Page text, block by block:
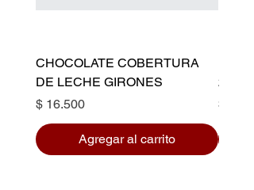
CHOCOLATE COBERTURA
DE LECHE GIRONES
Precio
$ 16.500
Agregar al carrito
20 CM
Precio
$ 3.500